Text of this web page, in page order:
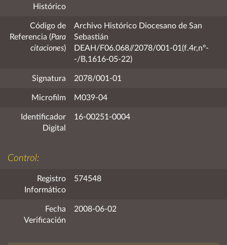
Histórico
Código de
Referencia (Para
citaciones)
Archivo Histórico Diocesano de San
Sebastián
DEAH/F06.068//2078/001-01(f.4r,nº-
-/B,1616-05-22)
Signatura 2078/001-01
Microfilm M039-04
Identificador
Digital
16-00251-0004
Control:
Registro
Informático
574548
Fecha
Verificación
2008-06-02